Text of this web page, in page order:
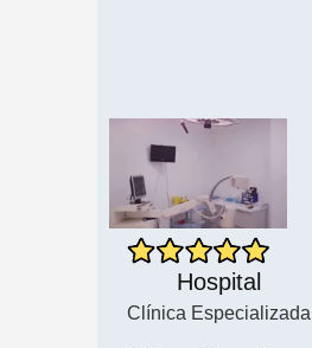
Hospital
Clínica Especializada